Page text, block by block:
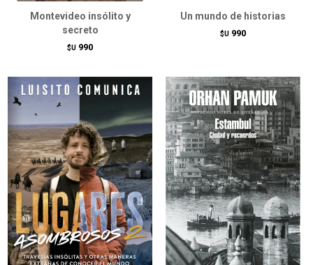
Montevideo insólito y
secreto
$U 990
Un mundo de historias
$U 990